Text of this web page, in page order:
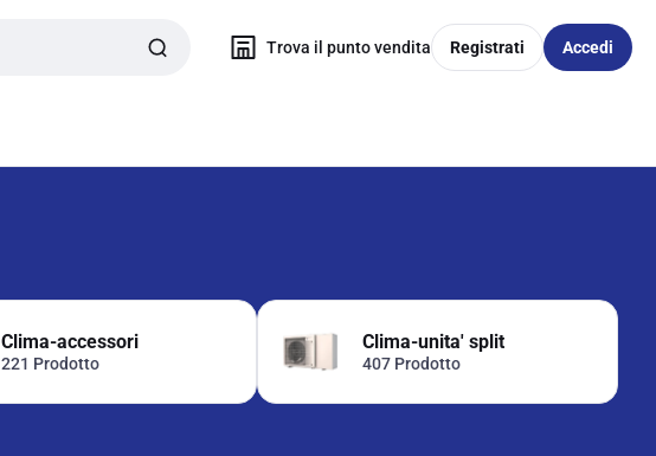
Trova il punto vendita Registrati Accedi
Clima-accessori
221 Prodotto
Clima-unita' split
407 Prodotto